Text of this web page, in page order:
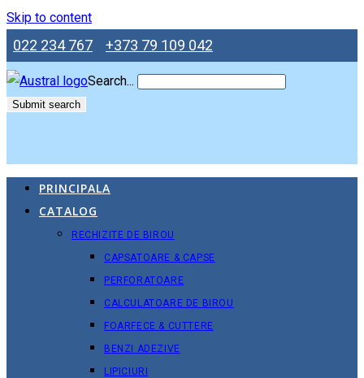
Skip to content
022 234 767 +373 79 109 042
Search...
Submit search
PRINCIPALA
CATALOG
RECHIZITE DE BIROU
CAPSATOARE & CAPSE
PERFORATOARE
CALCULATOARE DE BIROU
FOARFECE & CUTTERE
BENZI ADEZIVE
LIPICIURI